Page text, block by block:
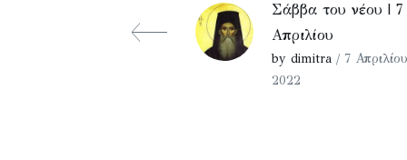
Σάββα του νέου | 7
Απριλίου
by dimitra / 7
2022